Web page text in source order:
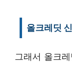
올크레딧
그래서 올크